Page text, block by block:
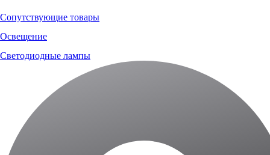
Сопутствующие товары
Освещение
Светодиодные лампы